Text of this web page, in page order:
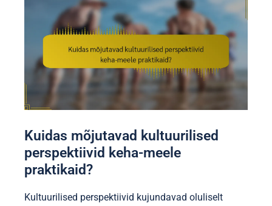
Kuidas mõjutavad kultuurilised
perspektiivid keha-meele
praktikaid?
Kultuurilised perspektiivid kujundavad oluliselt